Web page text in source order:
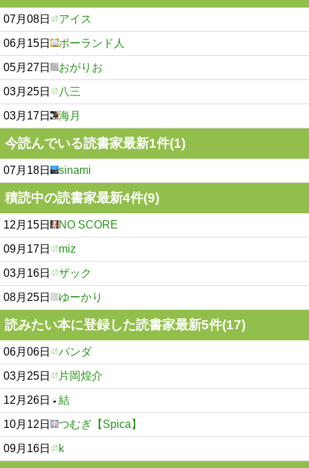
07月08日 アイス
06月15日 ポーランド人
05月27日 おがりお
03月25日 八三
03月17日 海月
今読んでいる読書家最新1件(1)
07月18日 sinami
積読中の読書家最新4件(9)
12月15日 NO SCORE
09月17日 miz
03月16日 ザック
08月25日 ゆーかり
読みたい本に登録した読書家最新5件(17)
06月06日 パンダ
03月25日 片岡煌介
12月26日 結
10月12日 つむぎ【Spica】
09月16日 k